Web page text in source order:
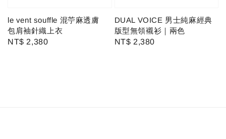
le vent souffle 混苧麻透膚
包肩袖針織上衣
Regular
NT$ 2,380
DUAL VOICE 男士純麻經典
版型無領襯衫｜兩色
Regular
NT$ 2,380